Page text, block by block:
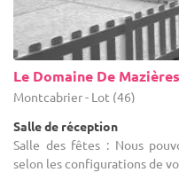
Le Domaine De Mazières
Montcabrier - Lot (46)
Salle de réception
Salle des fêtes : Nous
selon les configurations de